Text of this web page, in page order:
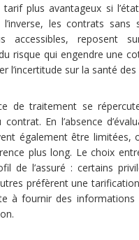
tarif plus avantageux si
les contrats sans
accessibles, reposent
risque qui engendre une
l’incertitude sur la santé des
de traitement se
En l’absence
également être limitées,
plus long. Le choix
de l’assuré : certains
préfèrent une
à fournir des informations